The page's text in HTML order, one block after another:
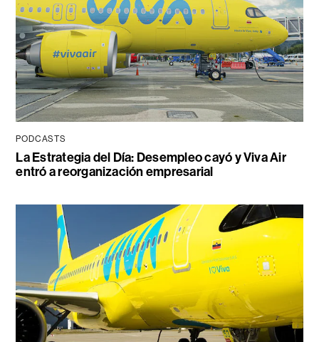
PODCASTS
La Estrategia del Día: Desempleo cayó y Viva Air
entró a reorganización empresarial